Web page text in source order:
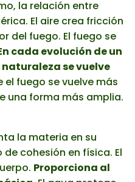
la relación entre
El aire crea fricción
del fuego. El fuego se
cada evolución de un
se vuelve
el fuego se vuelve más
una forma más amplia.
la materia en su
cohesión en física. El
Proporciona al